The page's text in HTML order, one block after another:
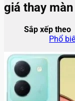
giá thay
Sắp xếp theo
Phổ